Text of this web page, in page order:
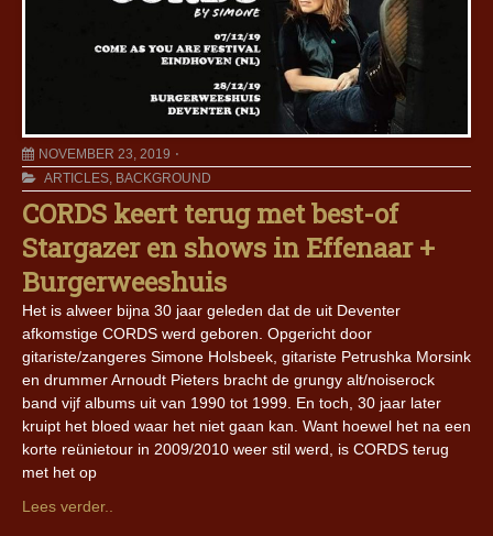
NOVEMBER 23, 2019
ARTICLES, BACKGROUND
CORDS keert terug met best-of
Stargazer en shows in Effenaar +
Burgerweeshuis
Het is alweer bijna 30 jaar geleden dat de uit Deventer
afkomstige CORDS werd geboren. Opgericht door
gitariste/zangeres Simone Holsbeek, gitariste Petrushka Morsink
en drummer Arnoudt Pieters bracht de grungy alt/noiserock
band vijf albums uit van 1990 tot 1999. En toch, 30 jaar later
kruipt het bloed waar het niet gaan kan. Want hoewel het na een
korte reünietour in 2009/2010 weer stil werd, is CORDS terug
met het op
Lees verder..